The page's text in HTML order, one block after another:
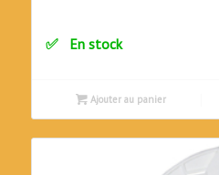
En stock
Ajouter au panier